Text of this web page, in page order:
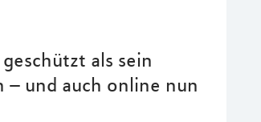
als sein
– und auch online nun